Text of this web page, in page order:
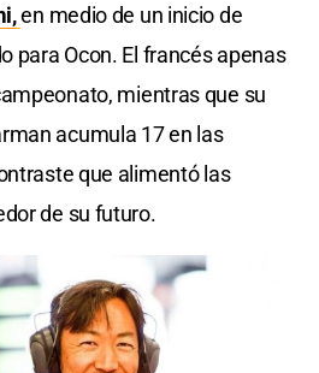
en medio de un inicio de
para Ocon. El francés apenas
mientras que su
acumula 17 en las
que alimentó las
de su futuro.